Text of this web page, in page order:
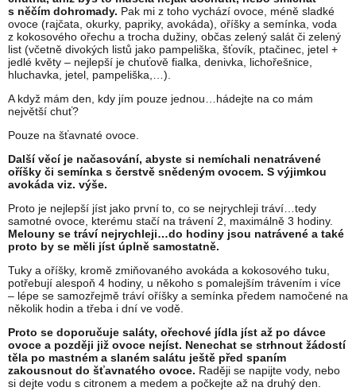
s něčím dohromady. Pak mi z toho vychází ovoce, méně sladké
ovoce (rajčata, okurky, papriky, avokáda), oříšky a semínka, voda
z kokosového ořechu a trocha dužiny, občas zelený salát či zelený
list (včetně divokých listů jako pampeliška, šťovík, ptačinec, jetel +
jedlé květy – nejlepší je chuťově fialka, denivka, lichořešnice,
hluchavka, jetel, pampeliška,…).
A když mám den, kdy jím pouze jednou…hádejte na co mám
největší chuť?
Pouze na šťavnaté ovoce.
Další věcí je načasování, abyste si nemíchali nenatrávené
oříšky či semínka s čerstvě snědeným ovocem. S výjimkou
avokáda viz. výše.
Proto je nejlepší jíst jako první to, co se nejrychleji tráví…tedy
samotné ovoce, kterému stačí na trávení 2, maximálně 3 hodiny.
Melouny se tráví nejrychleji…do hodiny jsou natrávené a také
proto by se měli jíst úplně samostatně.
Tuky a oříšky, kromě zmiňovaného avokáda a kokosového tuku,
potřebují alespoň 4 hodiny, u někoho s pomalejším trávením i více
– lépe se samozřejmě tráví oříšky a semínka předem namočené na
několik hodin a třeba i dní ve vodě.
Proto se doporučuje saláty, ořechové jídla jíst až po dávce
ovoce a později již ovoce nejíst. Nenechat se strhnout žádostí
těla po mastném a slaném salátu ještě před spaním
zakousnout do šťavnatého ovoce. Raději se napijte vody, nebo
si dejte vodu s citronem a medem a počkejte až na druhý den.